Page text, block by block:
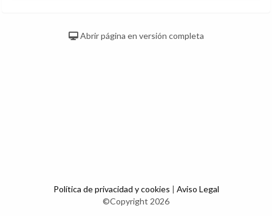
Abrir página en versión completa
Política de privacidad y cookies | Aviso Legal
©Copyright 2026